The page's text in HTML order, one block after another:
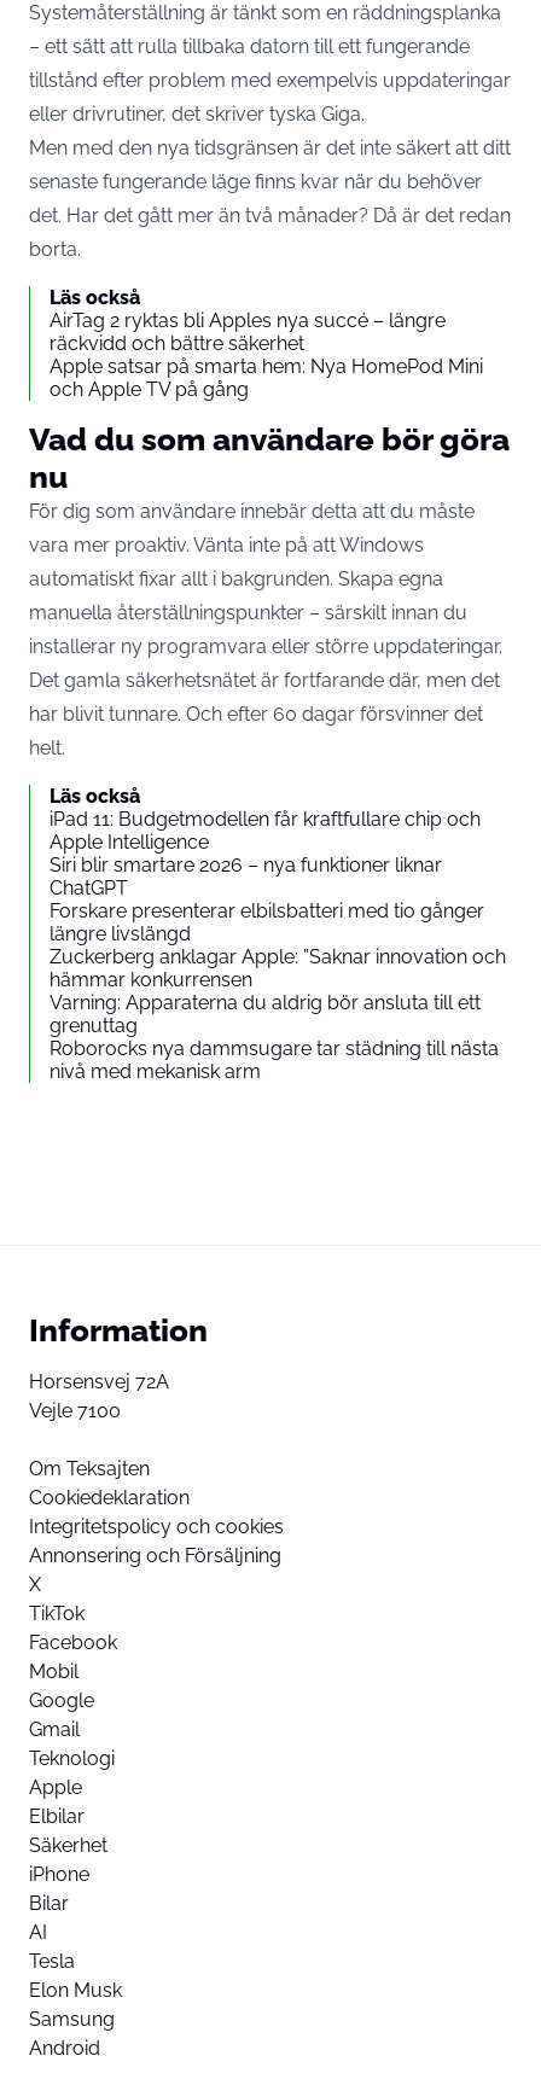
Systemåterställning är tänkt som en räddningsplanka
– ett sätt att rulla tillbaka datorn till ett fungerande
tillstånd efter problem med exempelvis uppdateringar
eller drivrutiner, det skriver tyska Giga.
Men med den nya tidsgränsen är det inte säkert att ditt
senaste fungerande läge finns kvar när du behöver
det. Har det gått mer än två månader? Då är det redan
borta.
Läs också
AirTag 2 ryktas bli Apples nya succé – längre
räckvidd och bättre säkerhet
Apple satsar på smarta hem: Nya HomePod Mini
och Apple TV på gång
Vad du som användare bör göra
nu
För dig som användare innebär detta att du måste
vara mer proaktiv. Vänta inte på att Windows
automatiskt fixar allt i bakgrunden. Skapa egna
manuella återställningspunkter – särskilt innan du
installerar ny programvara eller större uppdateringar.
Det gamla säkerhetsnätet är fortfarande där, men det
har blivit tunnare. Och efter 60 dagar försvinner det
helt.
Läs också
iPad 11: Budgetmodellen får kraftfullare chip och
Apple Intelligence
Siri blir smartare 2026 – nya funktioner liknar
ChatGPT
Forskare presenterar elbilsbatteri med tio gånger
längre livslängd
Zuckerberg anklagar Apple: ”Saknar innovation och
hämmar konkurrensen
Varning: Apparaterna du aldrig bör ansluta till ett
grenuttag
Roborocks nya dammsugare tar städning till nästa
nivå med mekanisk arm
Information
Horsensvej 72A
Vejle 7100
Om Teksajten
Cookiedeklaration
Integritetspolicy och cookies
Annonsering och Försäljning
X
TikTok
Facebook
Mobil
Google
Gmail
Teknologi
Apple
Elbilar
Säkerhet
iPhone
Bilar
AI
Tesla
Elon Musk
Samsung
Android